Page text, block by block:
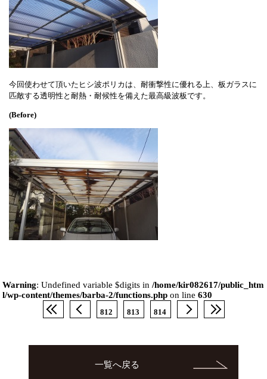
今回使わせて頂いたヒシ波ポリカは、耐衝撃性に優れる上、板ガラスに
匹敵する透明性と耐熱・耐候性を備えた最高級波板です。
(Before)
Warning: Undefined variable $digits in/home/kir082617/public_htm
l/wp-content/themes/barba-2/functions.php on line630
812 813 814
一覧へ戻る